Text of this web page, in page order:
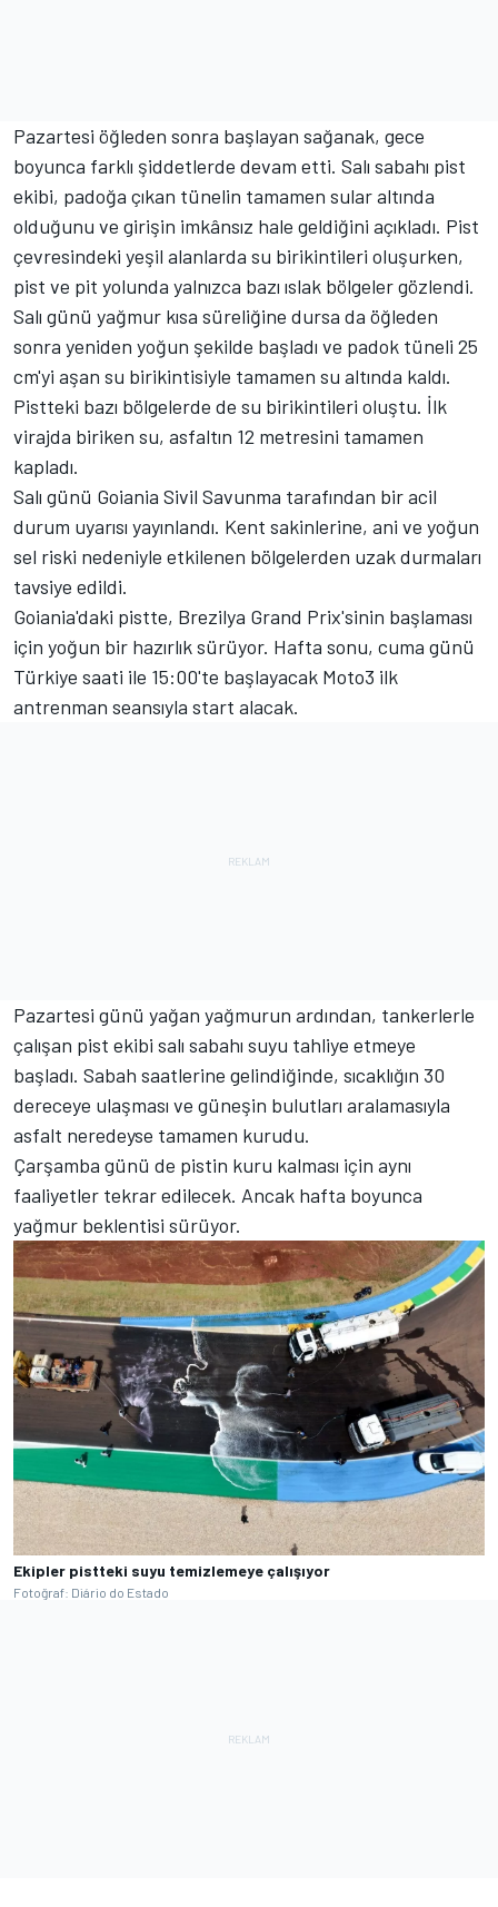
Pazartesi öğleden sonra başlayan sağanak, gece
boyunca farklı şiddetlerde devam etti. Salı sabahı pist
ekibi, padoğa çıkan tünelin tamamen sular altında
olduğunu ve girişin imkânsız hale geldiğini açıkladı. Pist
çevresindeki yeşil alanlarda su birikintileri oluşurken,
pist ve pit yolunda yalnızca bazı ıslak bölgeler gözlendi.
Salı günü yağmur kısa süreliğine dursa da öğleden
sonra yeniden yoğun şekilde başladı ve padok tüneli 25
cm'yi aşan su birikintisiyle tamamen su altında kaldı.
Pistteki bazı bölgelerde de su birikintileri oluştu. İlk
virajda biriken su, asfaltın 12 metresini tamamen
kapladı.
Salı günü Goiania Sivil Savunma tarafından bir acil
durum uyarısı yayınlandı. Kent sakinlerine, ani ve yoğun
sel riski nedeniyle etkilenen bölgelerden uzak durmaları
tavsiye edildi.
Goiania'daki pistte, Brezilya Grand Prix'sinin başlaması
için yoğun bir hazırlık sürüyor. Hafta sonu, cuma günü
Türkiye saati ile 15:00'te başlayacak Moto3 ilk
antrenman seansıyla start alacak.
Pazartesi günü yağan yağmurun ardından, tankerlerle
çalışan pist ekibi salı sabahı suyu tahliye etmeye
başladı. Sabah saatlerine gelindiğinde, sıcaklığın 30
dereceye ulaşması ve güneşin bulutları aralamasıyla
asfalt neredeyse tamamen kurudu.
Çarşamba günü de pistin kuru kalması için aynı
faaliyetler tekrar edilecek. Ancak hafta boyunca
yağmur beklentisi sürüyor.
Ekipler pistteki suyu temizlemeye çalışıyor
Fotoğraf: Diário do Estado